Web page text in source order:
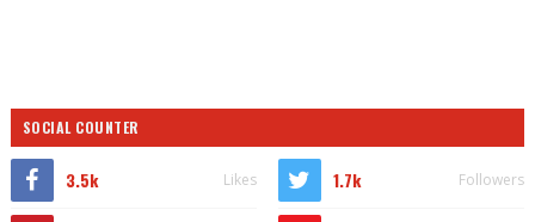
SOCIAL COUNTER
3.5k Likes 1.7k Followers